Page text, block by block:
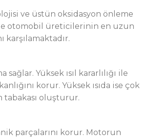
ve üstün oksidasyon önleme
otomobil üreticilerinin en uzun
karşılamaktadır.
sağlar. Yüksek ısıl kararlılığı ile
korur. Yüksek ısıda ise çok
tabakası oluşturur.
parçalarını korur. Motorun